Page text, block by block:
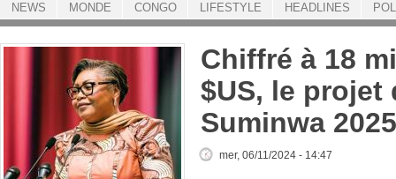
ACCUEIL
Chiffré à 18
$US, le projet
Suminwa
mer, 06/11/2024 - 14:47
NEWS MONDE CONGO LIFESTYLE HEADLINES